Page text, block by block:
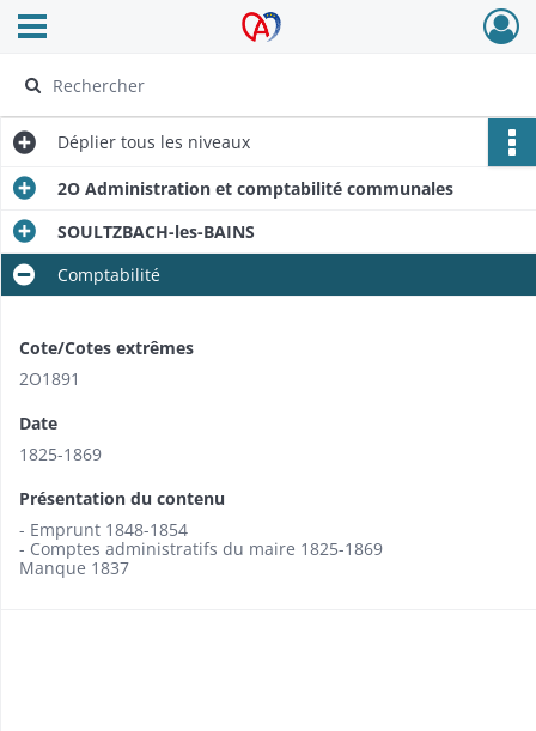
Archives Alsace - Colmar
Ouvrir le menu déroulant
Déplier tous les niveaux
2O Administration et comptabilité communales
SOULTZBACH-les-BAINS
Comptabilité
Cote/Cotes extrêmes
2O1891
Date
1825-1869
Présentation du contenu
- Emprunt 1848-1854
- Comptes administratifs du maire 1825-1869
Manque 1837